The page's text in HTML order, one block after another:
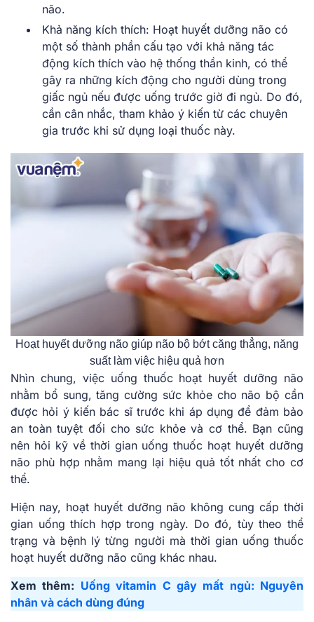
não.
Khả năng kích thích: Hoạt huyết dưỡng não có
một số thành phần cấu tạo với khả năng tác
động kích thích vào hệ thống thần kinh, có thể
gây ra những kích động cho người dùng trong
giấc ngủ nếu được uống trước giờ đi ngủ. Do đó,
cần cân nhắc, tham khảo ý kiến từ các chuyên
gia trước khi sử dụng loại thuốc này.
Hoạt huyết dưỡng não giúp não bộ bớt căng thẳng, năng
suất làm việc hiệu quả hơn
Nhìn chung, việc uống thuốc hoạt huyết dưỡng não
nhằm bổ sung, tăng cường sức khỏe cho não bộ cần
được hỏi ý kiến bác sĩ trước khi áp dụng để đảm bảo
an toàn tuyệt đối cho sức khỏe và cơ thể. Bạn cũng
nên hỏi kỹ về thời gian uống thuốc hoạt huyết dưỡng
não phù hợp nhằm mang lại hiệu quả tốt nhất cho cơ
thể.
Hiện nay, hoạt huyết dưỡng não không cung cấp thời
gian uống thích hợp trong ngày. Do đó, tùy theo thể
trạng và bệnh lý từng người mà thời gian uống thuốc
hoạt huyết dưỡng não cũng khác nhau.
Xem thêm: Uống vitamin C gây mất ngủ: Nguyên
nhân và cách dùng đúng